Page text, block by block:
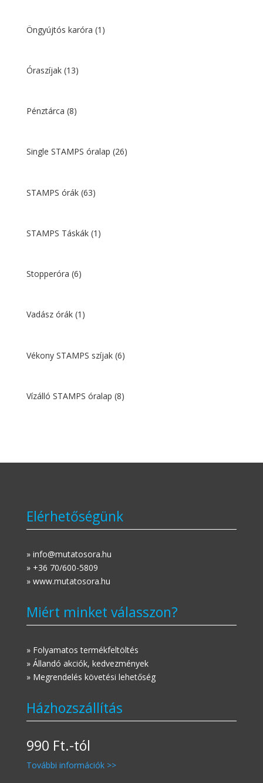
Öngyújtós karóra (1)
Óraszíjak (13)
Pénztárca (8)
Single STAMPS óralap (26)
STAMPS órák (63)
STAMPS Táskák (1)
Stopperóra (6)
Vadász órák (1)
Vékony STAMPS szíjak (6)
Vízálló STAMPS óralap (8)
Elérhetőségünk
» info@mutatosora.hu
» +36 70/600-5809
» www.mutatosora.hu
Miért minket válasszon?
» Folyamatos termékfeltöltés
» Állandó akciók, kedvezmények
» Megrendelés követési lehetőség
Házhozszállítás
990 Ft.-tól
További információk >>